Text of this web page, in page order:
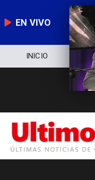
EN VIVO
NOTICIERO